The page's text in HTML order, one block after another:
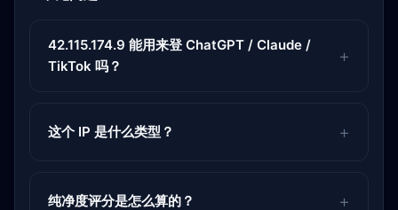
42.115.174.9 能用来登 ChatGPT / Claude /
TikTok 吗？
这个 IP 是什么类型？
纯净度评分是怎么算的？